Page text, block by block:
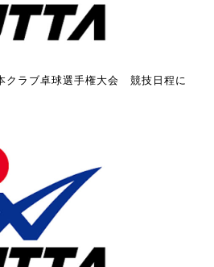
クラブ卓球選手権大会 競技日程に